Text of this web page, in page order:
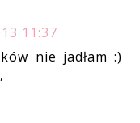
11:37
nie jadłam :)